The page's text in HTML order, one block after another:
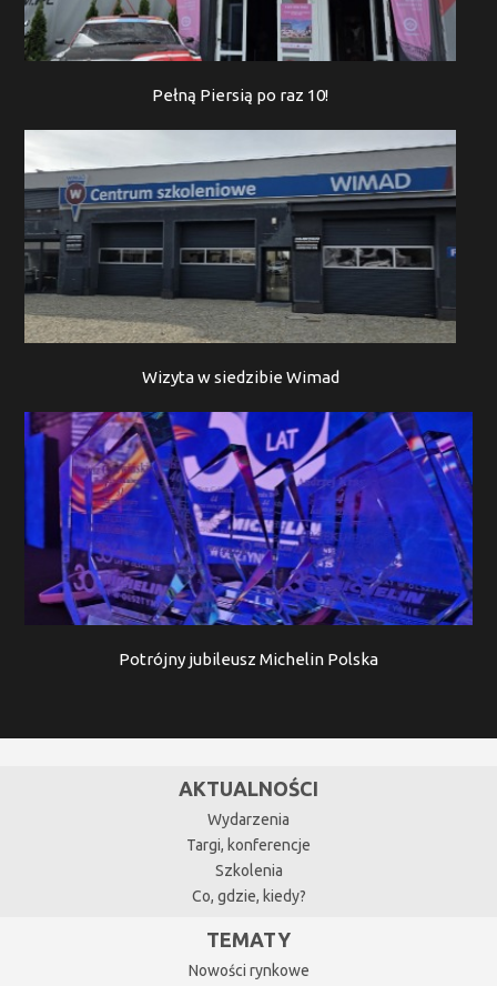
Pełną Piersią po raz 10!
Wizyta w siedzibie Wimad
Potrójny jubileusz Michelin Polska
AKTUALNOŚCI
Wydarzenia
Targi, konferencje
Szkolenia
Co, gdzie, kiedy?
TEMATY
Nowości rynkowe